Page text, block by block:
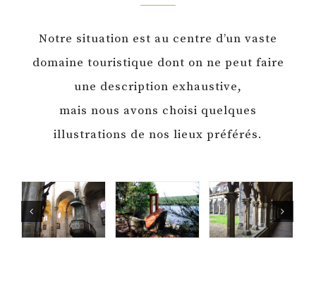
Notre situation est au centre d’un vaste
domaine touristique dont on ne peut faire
une description exhaustive,
mais nous avons choisi quelques
illustrations de nos lieux préférés.